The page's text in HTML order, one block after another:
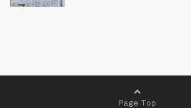
Page Top